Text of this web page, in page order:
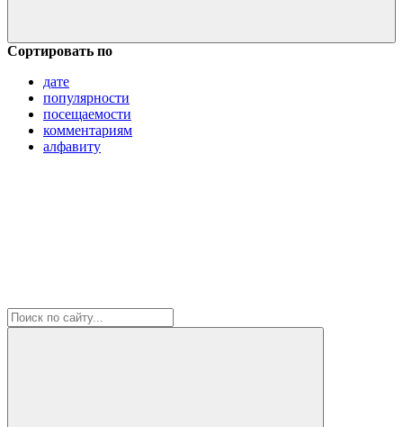
Сортировать по
дате
популярности
посещаемости
комментариям
алфавиту